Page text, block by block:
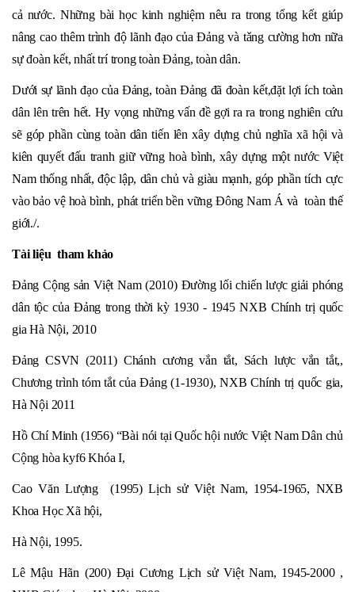
cả nước. Những bài học kinh nghiệm nêu ra trong tổng kết giúp
nâng cao thêm trình độ lãnh đạo của Đảng và tǎng cường hơn nữa
sự đoàn kết, nhất trí trong toàn Đảng, toàn dân.
Dưới sự lãnh đạo của Đảng, toàn Đảng đã đoàn kết,đặt lợi ích toàn
dân lên trên hết. Hy vọng những vấn đề gợi ra ra trong nghiên cứu
sẽ góp phần cùng toàn dân tiến lên xây dựng chủ nghĩa xã hội và
kiên quyết đấu tranh giữ vững hoà bình, xây dựng một nước Việt
Nam thống nhất, độc lập, dân chủ và giàu mạnh, góp phần tích cực
vào bảo vệ hoà bình, phát triển bền vững Đông Nam Á và toàn thế
giới./.
Tài liệu tham khảo
Đảng Cộng sản Việt Nam (2010) Đường lối chiến lược giải phóng
dân tộc của Đảng trong thời kỳ 1930 - 1945 NXB Chính trị quốc
gia Hà Nội, 2010
Đảng CSVN (2011) Chánh cương vắn tắt, Sách lược vắn tắt,,
Chương trình tóm tắt của Đảng (1-1930), NXB Chính trị quốc gia,
Hà Nội 2011
Hồ Chí Minh (1956) “Bài nói tại Quốc hội nước Việt Nam Dân chủ
Cộng hòa kyf6 Khóa I,
Cao Văn Lượng (1995) Lịch sử Việt Nam, 1954-1965, NXB
Khoa Học Xã hội,
Hà Nội, 1995.
Lê Mậu Hãn (200) Đại Cương Lịch sử Việt Nam, 1945-2000 ,